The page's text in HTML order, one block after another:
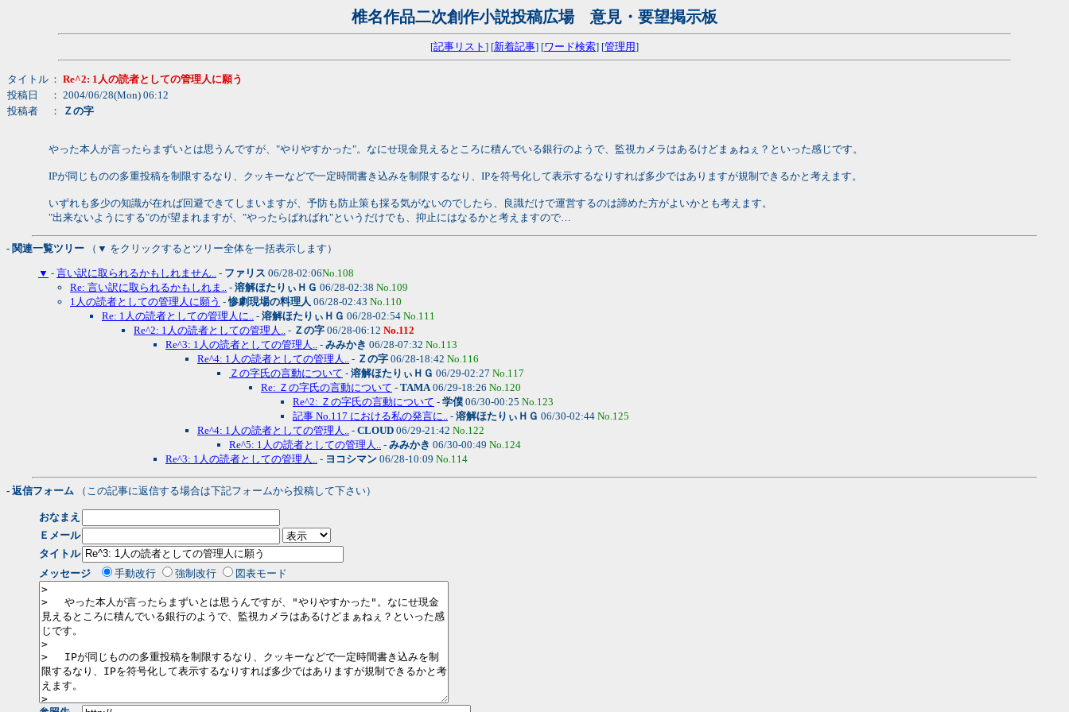
椎名作品二次創作小説投稿広場 意見・要望掲示板
[記事リスト ] [新着記事] [ワード検索] [管理用]
タイトル ： Re^2: 1人の読者としての管理人に願う
投稿日
： 2004/06/28(Mon) 06:12
投稿者
： Ｚの字
やった本人が言ったらまずいとは思うんですが、"やりやすかった"。なにせ現金見えるところに積んでいる銀行のようで、監視カメラはあるけどまぁねぇ？といった感じです。
IPが同じものの多重投稿を制限するなり、クッキーなどで一定時間書き込みを制限するなり、IPを符号化して表示するなりすれば多少ではありますが規制できるかと考えます。
いずれも多少の知識が在れば回避できてしまいますが、予防も防止策も採る気がないのでしたら、良識だけで運営するのは諦めた方がよいかとも考えます。
"出来ないようにする"のが望まれますが、"やったらばればれ"というだけでも、抑止にはなるかと考えますので…
- 関連一覧ツリー （▼ をクリックするとツリー全体を一括表示します）
▼ - 言い訳に取られるかもしれません.. - ファリス 06/28-02:06No.108
Re: 言い訳に取られるかもしれま.. - 溶解ほたりぃＨＧ 06/28-02:38 No.109
1人の読者としての管理人に願う -惨劇現場の料理人 06/28-02:43 No.110
Re: 1人の読者としての管理人に.. - 溶解ほたりぃＨＧ 06/28-02:54 No.111
Re^2: 1人の読者としての管理人.. - Ｚの字 06/28-06:12 No.112
Re^3: 1人の読者としての管理人.. - みみかき 06/28-07:32 No.113
Re^4: 1人の読者としての管理人.. - Ｚの字 06/28-18:42 No.116
Ｚの字氏の言動について - 溶解ほたりぃＨＧ 06/29-02:27 No.117
Re: Ｚの字氏の言動について - TAMA06/29-18:26 No.120
Re^2: Ｚの字氏の言動について - 学僕 06/30-00:25 No.123
記事 No.117 における私の発言に.. - 溶解ほたりぃＨＧ 06/30-02:44 No.125
Re^4: 1人の読者としての管理人.. - CLOUD 06/29-21:42 No.122
Re^5: 1人の読者としての管理人.. - みみかき 06/30-00:49 No.124
Re^3: 1人の読者としての管理人.. - ヨコシマン 06/28-10:09 No.114
- 返信フォーム （この記事に返信する場合は下記フォームから投稿して下さい）
おなまえ
Ｅメール
タイトル
メッセージ
手動改行 強制改行 図表モード